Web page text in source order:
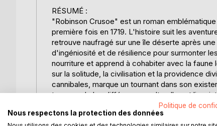
RÉSUMÉ :
"Robinson Crusoe" est un roman
première fois en 1719. L'histoire suit les
retrouve naufragé sur une île déserte après
d'ingéniosité et de résilience pour surmonter
nourriture et apprend à cohabiter avec la
sur la solitude, la civilisation et la providence
cannibales, marque un tournant dans son
transcende les différences culturelles et
la foi, et la capacité humaine à s'adapter et à
comme l'un des premiers romans d'aventures
Politique de
Nous respectons la protection des données